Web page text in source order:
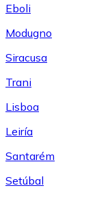
Eboli
Modugno
Siracusa
Trani
Lisboa
Leiría
Santarém
Setúbal